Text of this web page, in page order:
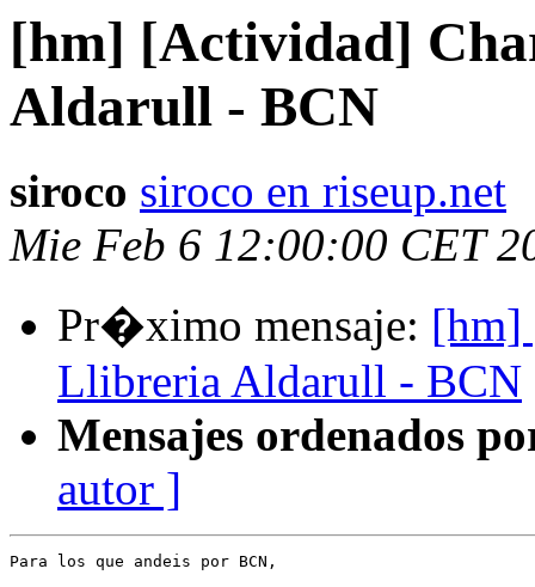
[hm] [Actividad]
Aldarull - BCN
siroco siroco en riseup.net
Mie Feb 6 12:00:00 CET
Pr�ximo mensaje: [hm]
Llibreria Aldarull - BCN
Mensajes ordenados
autor ]
Para los que andeis por BCN,